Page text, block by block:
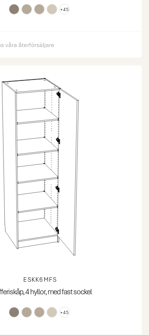
+45
våra återförsäljare
ESKK6MFS
4 hyllor, med fast sockel
+45